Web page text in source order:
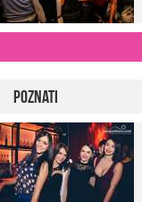
Poznati